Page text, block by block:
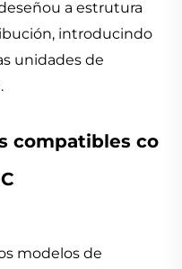
a estrutura
introducindo
unidades de
compatibles co
modelos de